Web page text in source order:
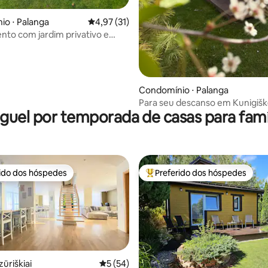
⋅ Palanga 4,97 de uma avaliação média de 5, 31
4,97 (31)
com jardim privativo e
Condomínio ⋅ Palanga
Para seu descanso em
por temporada de casas para
preferidos dos hóspedes
dos hóspedes
5 de uma avaliação média de 5, 54
5 (54)
Entre os melhores preferidos
Preferido dos hóspedes